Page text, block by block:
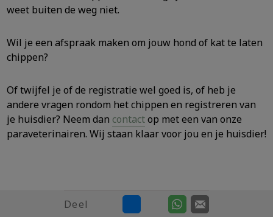
weet buiten de weg niet.
Wil je een afspraak maken om jouw hond of kat te laten
chippen?
Of twijfel je of de registratie wel goed is, of heb je
andere vragen rondom het chippen en registreren van
je huisdier? Neem dan contactop met een van onze
paraveterinairen. Wij staan klaar voor jou en je huisdier!
Deel